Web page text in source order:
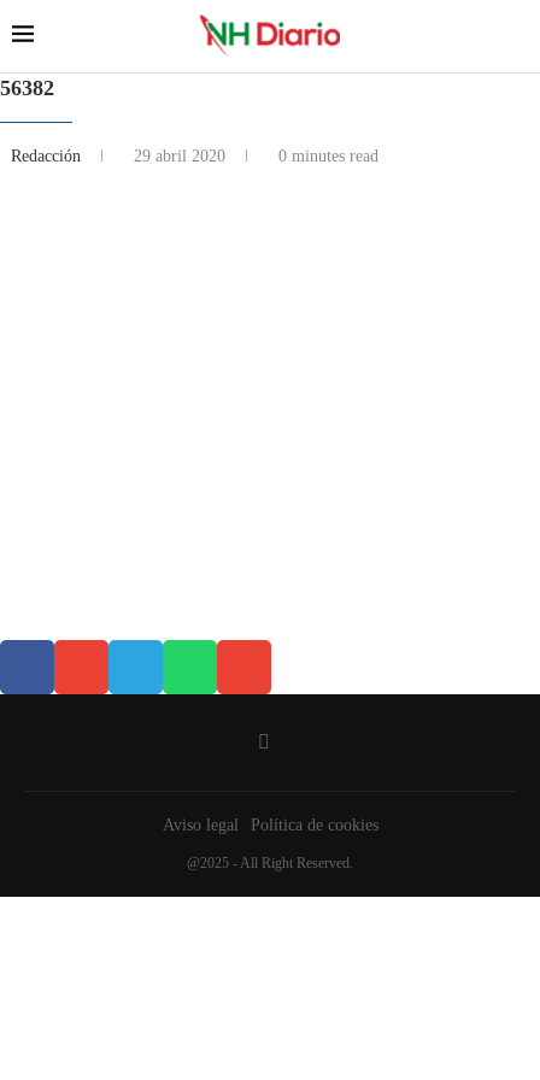
56382
Redacción 29 abril 2020 0 minutes read
Aviso legal Política de cookies
@2025 - All Right Reserved.